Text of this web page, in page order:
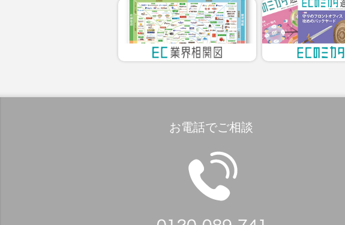
お電話でご相談